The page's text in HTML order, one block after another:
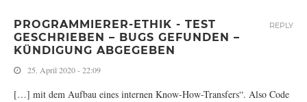
PROGRAMMIERER-ETHIK - TEST
GESCHRIEBEN – BUGS GEFUNDEN –
KÜNDIGUNG ABGEGEBEN
25. April 2020 - 22:09
[…] mit dem Aufbau eines internen Know-How-Transfers“. Also Code
REPLY